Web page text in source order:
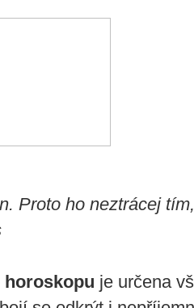
Proto ho neztrácej
horoskopu je určena